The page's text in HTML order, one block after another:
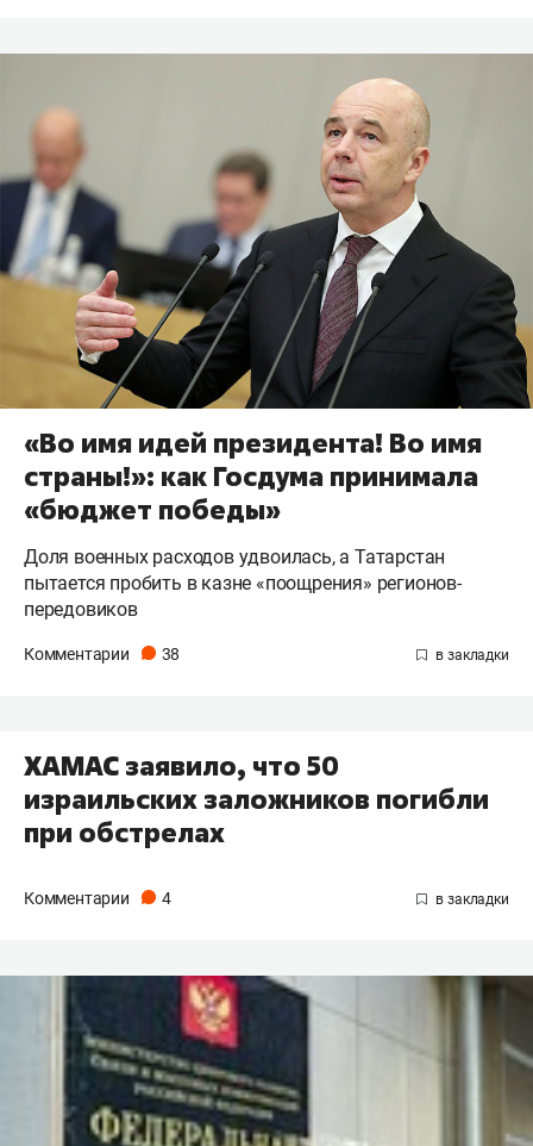
«Во имя идей президента! Во имя
страны!»: как Госдума принимала
«бюджет победы»
Доля военных расходов удвоилась, а Татарстан
пытается пробить в казне «поощрения» регионов-
передовиков
Комментарии 38
ХАМАС заявило, что 50
израильских заложников погибли
при обстрелах
Комментарии 4